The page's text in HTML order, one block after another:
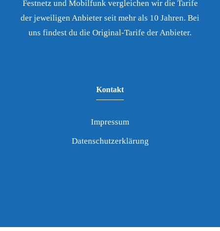
Festnetz und Mobilfunk vergleichen wir die Tarife
der jeweiligen Anbieter seit mehr als 10 Jahren. Bei
uns findest du die Original-Tarife der Anbieter.
Kontakt
Impressum
Datenschutzerklärung